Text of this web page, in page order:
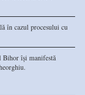
în cazul procesului cu
își manifestă